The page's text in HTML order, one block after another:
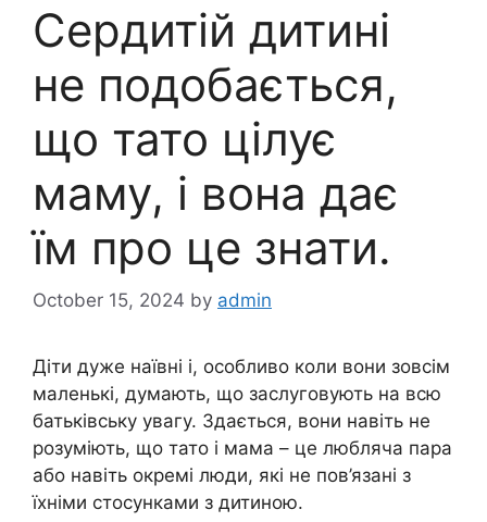
Сердитій дитині
не подобається,
що тато цілує
маму, і вона дає
їм про це знати.
October 15, 2024 by admin
Діти дуже наївні і, особливо коли вони зовсім
маленькі, думають, що заслуговують на всю
батьківську увагу. Здається, вони навіть не
розуміють, що тато і мама – це любляча пара
або навіть окремі люди, які не пов’язані з
їхніми стосунками з дитиною.